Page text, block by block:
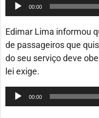
Tocador
de
áudio
00:00
Edimar Lima informou
de passageiros que
do seu serviço deve
lei exige.
Tocador
de
00:00